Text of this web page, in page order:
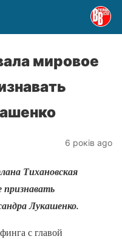
мировое
6 років ago
Тихановская
признавать
Лукашенко.
с главой